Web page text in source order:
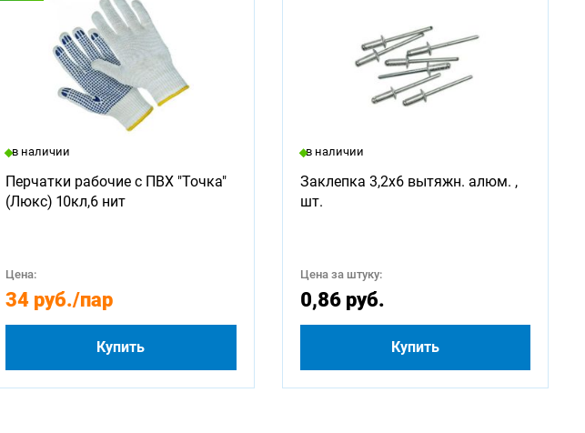
в наличии
Перчатки рабочие с ПВХ "Точка"
(Люкс) 10кл,6 нит
Цена:
34 руб./пар
Купить
в наличии
Заклепка 3,2х6 вытяжн. алюм. ,
шт.
Цена за штуку:
0,86 руб.
Купить